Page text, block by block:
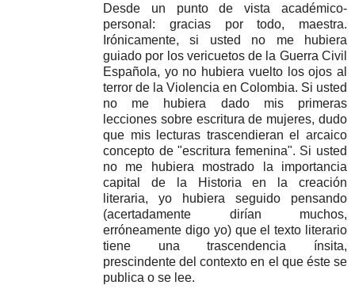
Desde un punto de vista académico-
personal: gracias por todo, maestra.
Irónicamente, si usted no me hubiera
guiado por los vericuetos de la Guerra Civil
Española, yo no hubiera vuelto los ojos al
terror de la Violencia en Colombia. Si usted
no me hubiera dado mis primeras
lecciones sobre escritura de mujeres, dudo
que mis lecturas trascendieran el arcaico
concepto de "escritura femenina". Si usted
no me hubiera mostrado la importancia
capital de la Historia en la creación
literaria, yo hubiera seguido pensando
(acertadamente dirían muchos,
erróneamente digo yo) que el texto literario
tiene una trascendencia ínsita,
prescindente del contexto en el que éste se
publica o se lee.